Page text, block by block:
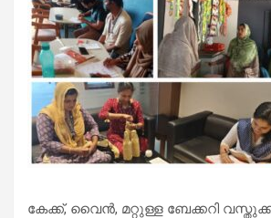
കേക്ക്, വൈന്‍, മറ്റുള്ള ബേക്കറി